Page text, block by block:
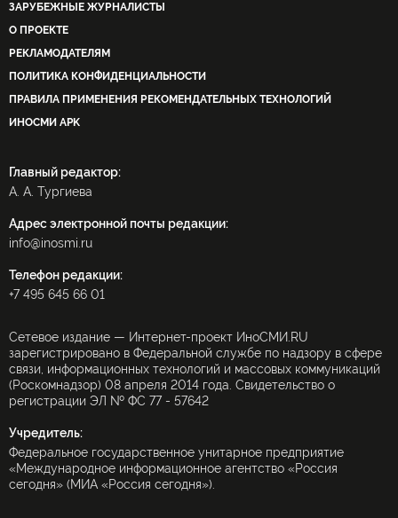
ЗАРУБЕЖНЫЕ ЖУРНАЛИСТЫ
О ПРОЕКТЕ
РЕКЛАМОДАТЕЛЯМ
ПОЛИТИКА КОНФИДЕНЦИАЛЬНОСТИ
ПРАВИЛА ПРИМЕНЕНИЯ РЕКОМЕНДАТЕЛЬНЫХ ТЕХНОЛОГИЙ
ИНОСМИ APK
Главный редактор:
А. А. Тургиева
Адрес электронной почты редакции:
info@inosmi.ru
Телефон редакции:
+7 495 645 66 01
Сетевое издание — Интернет-проект ИноСМИ.RU
зарегистрировано в Федеральной службе по надзору в сфере
связи, информационных технологий и массовых коммуникаций
(Роскомнадзор) 08 апреля 2014 года. Свидетельство о
регистрации ЭЛ № ФС 77 - 57642
Учредитель:
Федеральное государственное унитарное предприятие
«Международное информационное агентство «Россия
сегодня» (МИА «Россия сегодня»).